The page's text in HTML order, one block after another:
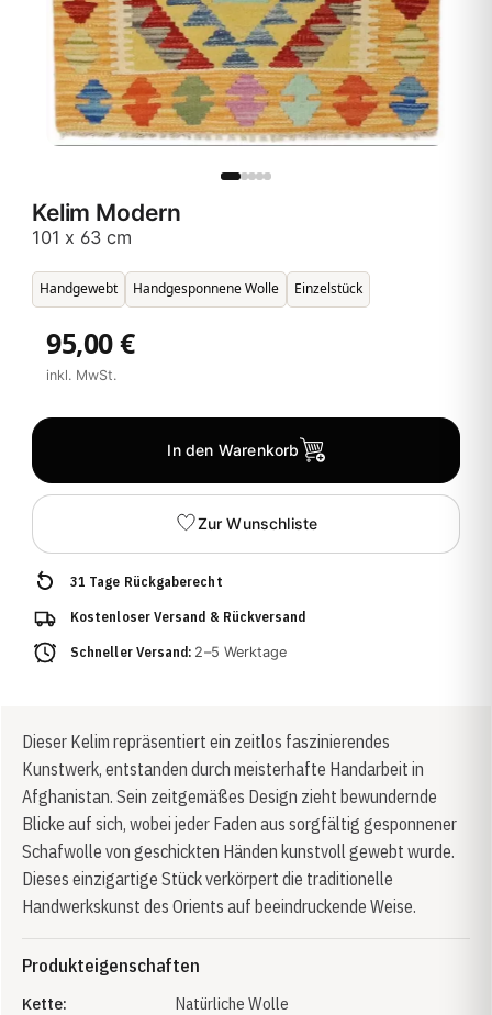
Kelim Modern
101 x 63 cm
Handgewebt Handgesponnene Wolle Einzelstück
95,00 €
inkl. MwSt.
In den Warenkorb
Zur Wunschliste
31 Tage Rückgaberecht
Kostenloser Versand & Rückversand
Schneller Versand: 2–5 Werktage
Dieser Kelim repräsentiert ein zeitlos faszinierendes
Kunstwerk, entstanden durch meisterhafte Handarbeit in
Afghanistan. Sein zeitgemäßes Design zieht bewundernde
Blicke auf sich, wobei jeder Faden aus sorgfältig gesponnener
Schafwolle von geschickten Händen kunstvoll gewebt wurde.
Dieses einzigartige Stück verkörpert die traditionelle
Handwerkskunst des Orients auf beeindruckende Weise.
Produkteigenschaften
Kette:
Natürliche Wolle